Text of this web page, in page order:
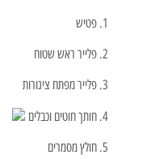
פטיש
פלייר ראש שטוח
פלייר מפתח צינורות
חותך חוטים וכבלים
חולץ מסמרים